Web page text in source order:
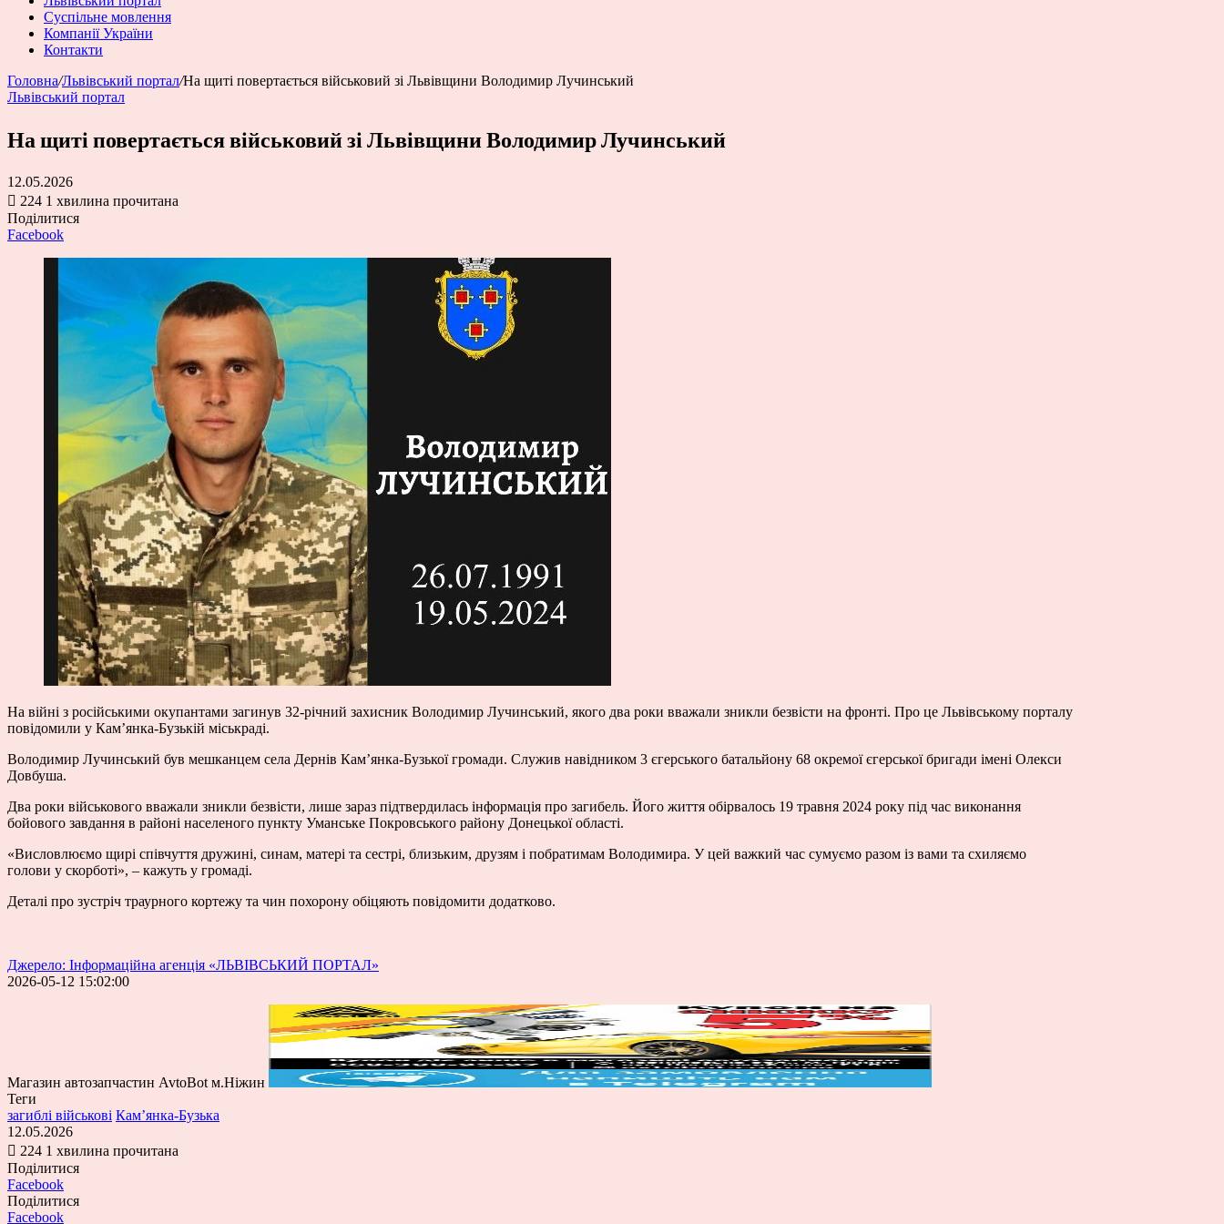
Суспільне мовлення
Компанії України
Контакти
Головна/Львівський портал/На щиті повертається військовий зі Львівщини Володимир Лучинський
Львівський портал
На щиті повертається військовий зі Львівщини Володимир Лучинський
12.05.2026
224 1 хвилина прочитана
Поділитися
Facebook
На війні з російськими окупантами загинув 32-річний захисник Володимир Лучинський, якого два роки вважали зникли безвісти на фронті. Про це Львівському порталу
повідомили у Кам’янка-Бузькій міськраді.
Володимир Лучинський був мешканцем села Дернів Кам’янка-Бузької громади. Служив навідником 3 єгерського батальйону 68 окремої єгерської бригади імені Олекси
Довбуша.
Два роки військового вважали зникли безвісти, лише зараз підтвердилась інформація про загибель. Його життя обірвалось 19 травня 2024 року під час виконання
бойового завдання в районі населеного пункту Уманське Покровського району Донецької області.
«Висловлюємо щирі співчуття дружині, синам, матері та сестрі, близьким, друзям і побратимам Володимира. У цей важкий час сумуємо разом із вами та схиляємо
голови у скорботі», – кажуть у громаді.
Деталі про зустріч траурного кортежу та чин похорону обіцяють повідомити додатково.
Джерело: Інформаційна агенція «ЛЬВІВСЬКИЙ ПОРТАЛ»
2026-05-12 15:02:00
Магазин автозапчастин AvtoBot м.Ніжин
Теги
загиблі військові Кам’янка-Бузька
12.05.2026
224 1 хвилина прочитана
Поділитися
Facebook
Поділитися
Facebook